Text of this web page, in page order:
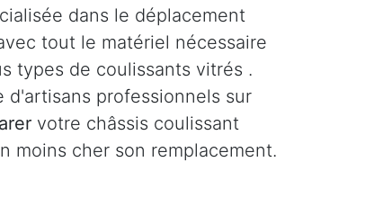
dans le déplacement
tout le matériel nécessaire
types de coulissants vitrés .
d'artisans professionnels sur
votre châssis coulissant
moins cher son remplacement.